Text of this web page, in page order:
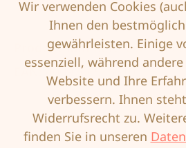
Produktnummer:ANI-1849-
EAN:4009706546610
Wir verwenden Cookies
Ihnen den
gewährleisten. Einige
essenziell, während
Website und Ihre
verbessern. Ihnen
Widerrufsrecht zu.
finden Sie in unseren